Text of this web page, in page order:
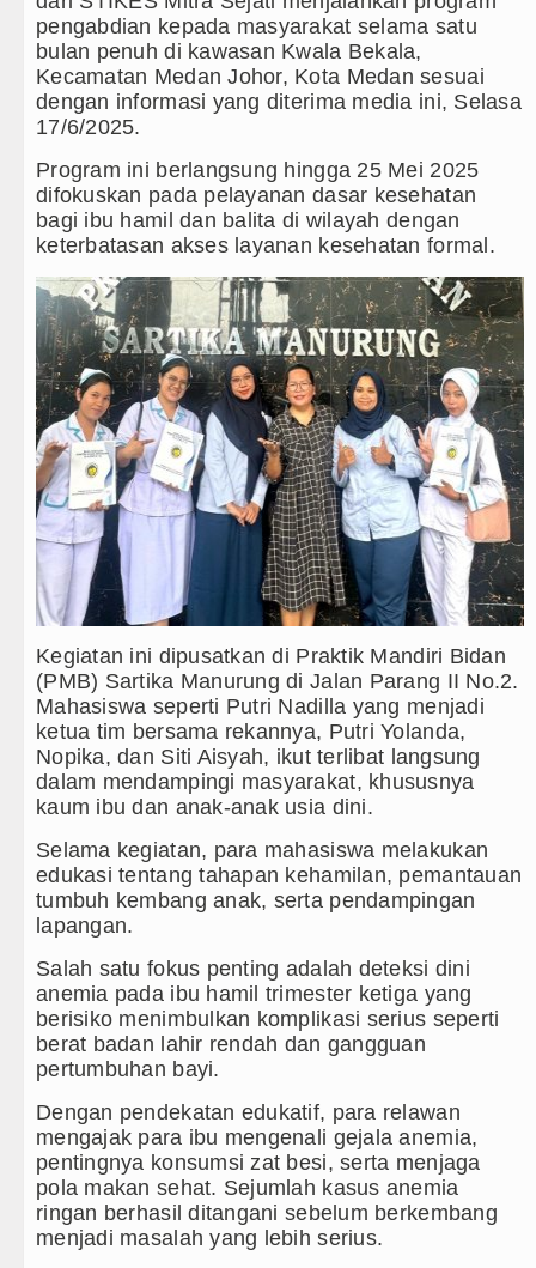
Serapan Anggaran Terendah, Inspektorat
Gubernur Bobby Nasution Siapkan Rumah
PSG Ditahan Manchester United Main
Chelsea Gilas AC Milan di Laga
Ketua GRIB Jaya Labuhanbatu Gelar
Gubernur Bobby Nasution Minta Kepala
Rico Waas : Kemerdekaan Harus Dirasakan
Kurang dari 6 Jam, Polsek Kotarih Ringkus
Liverpool vs Monaco Laga Persahabatan di
Manchester City vs Atletico Madrid
Serapan Anggaran Terendah, Inspektorat
Gubernur Bobby Nasution Siapkan Rumah
Chelsea Gilas AC Milan di Laga
pengabdian kepada masyarakat selama satu
bulan penuh di kawasan Kwala Bekala,
Kecamatan Medan Johor, Kota Medan sesuai
dengan informasi yang diterima media ini, Selasa
17/6/2025.
Program ini berlangsung hingga 25 Mei 2025
difokuskan pada pelayanan dasar kesehatan
bagi ibu hamil dan balita di wilayah dengan
keterbatasan akses layanan kesehatan formal.
Kegiatan ini dipusatkan di Praktik Mandiri Bidan
(PMB) Sartika Manurung di Jalan Parang II No.2.
Mahasiswa seperti Putri Nadilla yang menjadi
ketua tim bersama rekannya, Putri Yolanda,
Nopika, dan Siti Aisyah, ikut terlibat langsung
dalam mendampingi masyarakat, khususnya
kaum ibu dan anak-anak usia dini.
Selama kegiatan, para mahasiswa melakukan
edukasi tentang tahapan kehamilan, pemantauan
tumbuh kembang anak, serta pendampingan
lapangan.
Salah satu fokus penting adalah deteksi dini
anemia pada ibu hamil trimester ketiga yang
berisiko menimbulkan komplikasi serius seperti
berat badan lahir rendah dan gangguan
pertumbuhan bayi.
Dengan pendekatan edukatif, para relawan
mengajak para ibu mengenali gejala anemia,
pentingnya konsumsi zat besi, serta menjaga
pola makan sehat. Sejumlah kasus anemia
ringan berhasil ditangani sebelum berkembang
menjadi masalah yang lebih serius.